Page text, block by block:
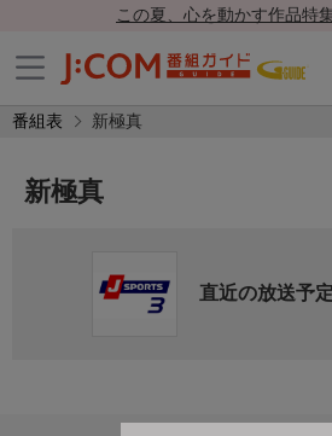
この夏、心を動かす作品特
番組表 新極真
新極真
直近の放送予